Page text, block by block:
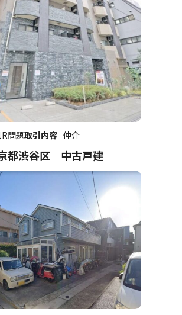
問題取引内容 仲介
都渋谷区 中古戸建